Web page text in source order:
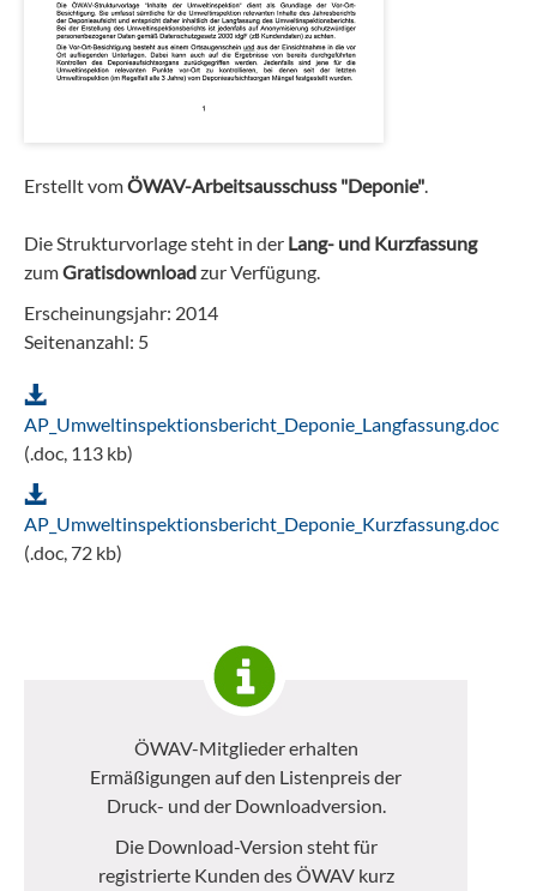
Erstellt vomÖWAV-Arbeitsausschuss "Deponie".
Die Strukturvorlage steht in der Lang- und Kurzfassung
zumGratisdownloadzur Verfügung.
Erscheinungsjahr: 2014
Seitenanzahl: 5
AP_Umweltinspektionsbericht_Deponie_Langfassung.doc
(.doc, 113 kb)
AP_Umweltinspektionsbericht_Deponie_Kurzfassung.doc
(.doc, 72 kb)
ÖWAV-Mitglieder erhalten
Ermäßigungen auf den Listenpreis der
Druck- und der Downloadversion.
Die Download-Version steht für
registrierte Kunden des ÖWAV kurz